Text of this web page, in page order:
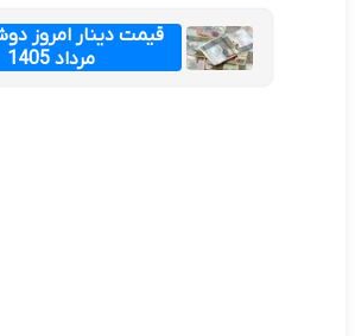
مرداد 1405